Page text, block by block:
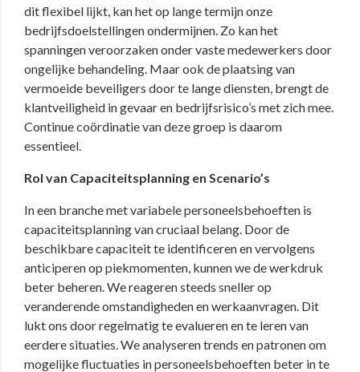
dit flexibel lijkt, kan het op lange termijn onze
bedrijfsdoelstellingen ondermijnen. Zo kan het
spanningen veroorzaken onder vaste medewerkers door
ongelijke behandeling. Maar ook de plaatsing van
vermoeide beveiligers door te lange diensten, brengt de
klantveiligheid in gevaar en bedrijfsrisico’s met zich mee.
Continue coördinatie van deze groep is daarom
essentieel.
Rol van Capaciteitsplanning en Scenario’s
In een branche met variabele personeelsbehoeften is
capaciteitsplanning van cruciaal belang. Door de
beschikbare capaciteit te identificeren en vervolgens
anticiperen op piekmomenten, kunnen we de werkdruk
beter beheren. We reageren steeds sneller op
veranderende omstandigheden en werkaanvragen. Dit
lukt ons door regelmatig te evalueren en te leren van
eerdere situaties. We analyseren trends en patronen om
mogelijke fluctuaties in personeelsbehoeften beter in te